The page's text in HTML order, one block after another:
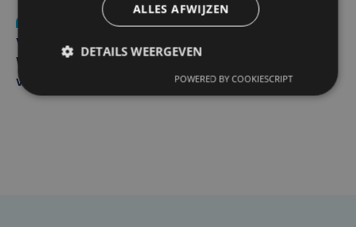
wo 5 augustus | 11:57
Vier Oostendse gynaecologen versterken dienst in AZ
West, dat ook een nieuwe voltijdse gynaecoloog
verwelkomt
ALLES AFWIJZEN
DETAILS WEERGEVEN
POWERED BY COOKIESCRIPT